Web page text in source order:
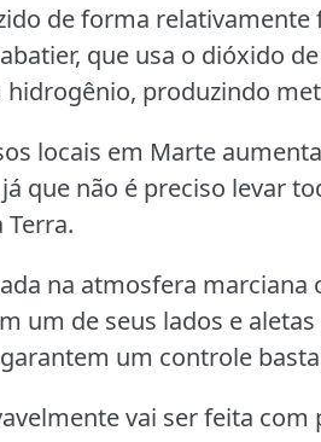
de forma
que usa o dióxido
produzindo
locais em Marte
que não é preciso levar
na atmosfera
um de seus lados e
um controle
vai ser feita com